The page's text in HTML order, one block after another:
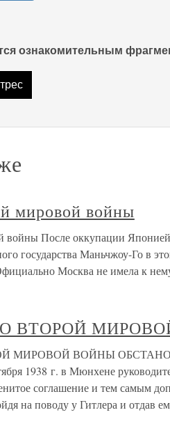
ознакомительным
мировой войны
После оккупации
государства Маньчжоу-Го в
Москва не имела к
ВТОРОЙ
МИРОВОЙ ВОЙНЫ
1938 г. в Мюнхене
соглашение и тем самым
на поводу у Гитлера и отдав